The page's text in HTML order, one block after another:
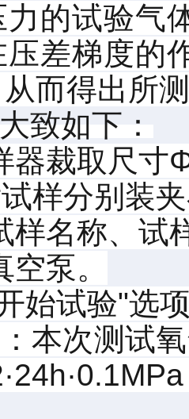
力的试验气
差梯度的
而得出所
致如下：
器裁取尺寸
样分别装
样名称、试
泵。
始试验"选
本次测试